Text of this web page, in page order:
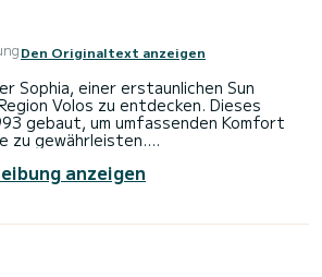
Den Originaltext anzeigen
Sophia, einer erstaunlichen Sun
Volos zu entdecken. Dieses
gebaut, um umfassenden Komfort
zu gewährleisten.
3 Kabinen mit umfassendem Komfort
6 Passagieren. Mit einer
außergewöhnliche Ferien auf den
anzeigen